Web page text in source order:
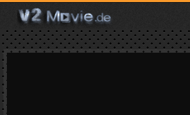
meist gesehen